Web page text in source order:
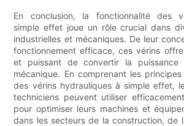
En conclusion, la fonctionnalité des
simple effet joue un rôle crucial dans
industrielles et mécaniques. De leur
fonctionnement efficace, ces vérins
et puissant de convertir la puissance
mécanique. En comprenant les
des vérins hydrauliques à simple effet,
techniciens peuvent utiliser
pour optimiser leurs machines et
dans les secteurs de la construction, de